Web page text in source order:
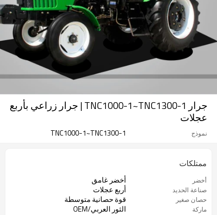
جرار TNC1000-1~TNC1300-1 | جرار زراعي بأربع
عجلات
نموذج TNC1000-1~TNC1300-1
ممتلكات
أخضر أخضر غامق
صناعة الحديد أربع عجلات
حصان صغير قوة حصانية متوسطة
ماركة الثور العربي/OEM